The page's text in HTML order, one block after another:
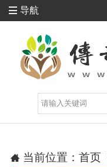
 导航
 当前位置： 首页